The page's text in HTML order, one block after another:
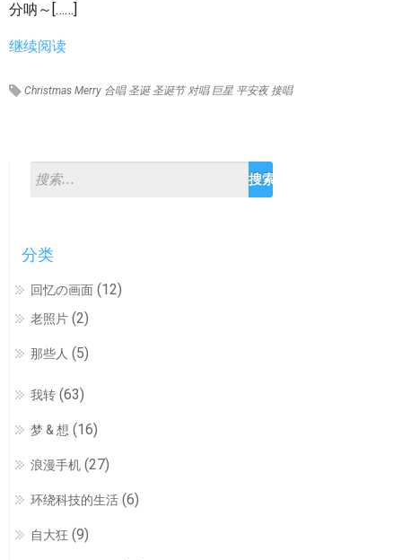
分呐～[……]
继续阅读
Christmas Merry 合唱 圣诞 圣诞节 对唱 巨星 平安夜 接唱
分类
回忆の画面 (12)
老照片 (2)
那些人 (5)
我转 (63)
梦 & 想 (16)
浪漫手机 (27)
环绕科技的生活 (6)
自大狂 (9)